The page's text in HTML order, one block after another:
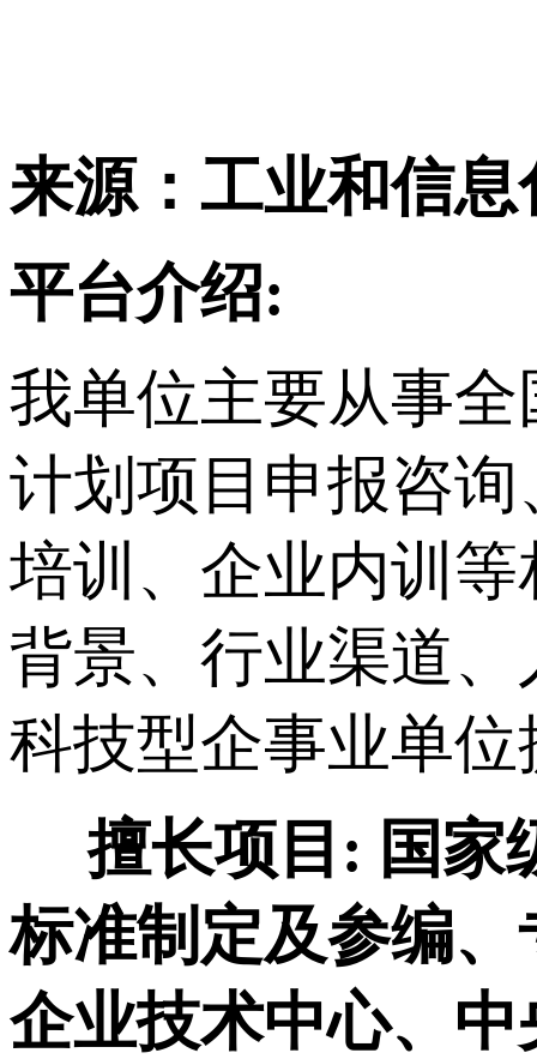
来源：工业和信息
平台介绍:
我单位主要从事全
计划项目申报咨
培训、企业内训
背景、行业渠道
科技型企事业单
擅长项目: 国家
标准制定及参编
企业技术中心、